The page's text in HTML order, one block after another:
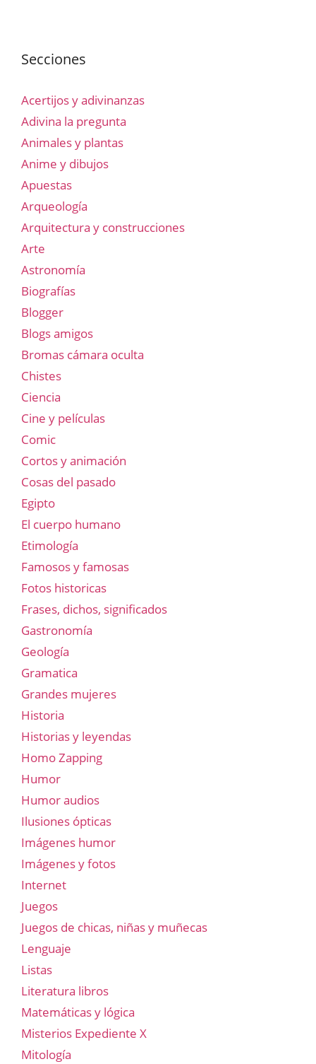
Secciones
Acertijos y adivinanzas
Adivina la pregunta
Animales y plantas
Anime y dibujos
Apuestas
Arqueología
Arquitectura y construcciones
Arte
Astronomía
Biografías
Blogger
Blogs amigos
Bromas cámara oculta
Chistes
Ciencia
Cine y películas
Comic
Cortos y animación
Cosas del pasado
Egipto
El cuerpo humano
Etimología
Famosos y famosas
Fotos historicas
Frases, dichos, significados
Gastronomía
Geología
Gramatica
Grandes mujeres
Historia
Historias y leyendas
Homo Zapping
Humor
Humor audios
Ilusiones ópticas
Imágenes humor
Imágenes y fotos
Internet
Juegos
Juegos de chicas, niñas y muñecas
Lenguaje
Listas
Literatura libros
Matemáticas y lógica
Misterios Expediente X
Mitología